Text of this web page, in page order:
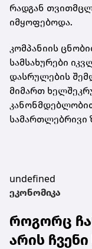
რადგან
იმყოფებოდა.
კომპანიის
სამსახურები
დასრულების
მიმართ
სამართლებრივი
undefined
ეკონომიკა
როგორც
არის